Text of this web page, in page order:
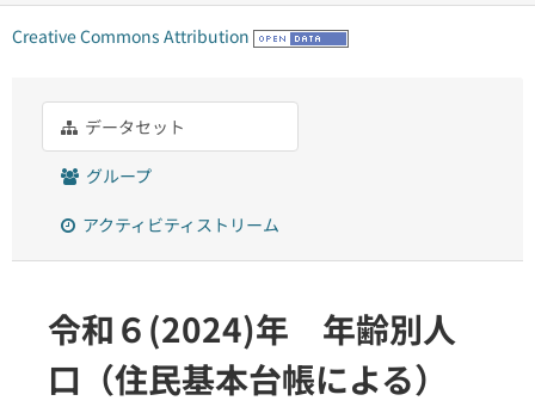
Creative Commons Attribution
データセット
グループ
アクティビティストリーム
令和６(2024)年 年齢別人
口（住民基本台帳による）